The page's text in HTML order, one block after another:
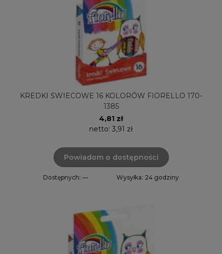
KREDKI ŚWIECOWE 16 KOLORÓW FIORELLO 170-
1385
4,81 zł
netto: 3,91 zł
Powiadom o dostępności
Dostępnych: — Wysyłka: 24 godziny